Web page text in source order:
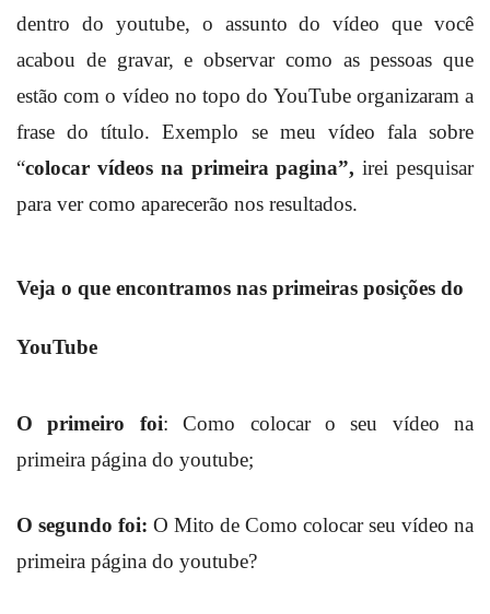
dentro do youtube, o assunto do vídeo que você
acabou de gravar, e observar como as pessoas que
estão com o vídeo no topo do YouTube organizaram a
frase do título. Exemplo se meu vídeo fala sobre
“colocar vídeos na primeira pagina”,irei pesquisar
para ver como aparecerão nos resultados.
Veja o que encontramos nas primeiras posições do
YouTube
O primeiro foi: Como colocar o seu vídeo na
primeira página do youtube;
O segundo foi: O Mito de Como colocar seu vídeo na
primeira página do youtube?